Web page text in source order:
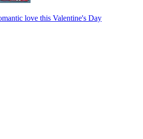
love this Valentine's Day